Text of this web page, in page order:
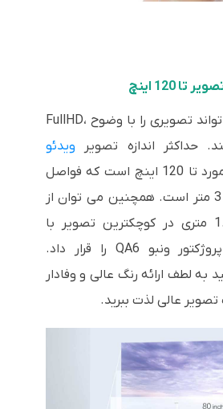
Wanbo Q6A می تواند تصویری را با وضوح FullHD،
ویدئو
در این مورد تا 120 اینچ است که فواصل
ایده آل پروژکتور 3 متر است. همچنین می توان از
حداقل فاصله 1.5 متری در کوچکترین تصویر با
اندازه 30 اینچ پروژکتور ونبو QA6 را قرار داد.
به لطف ارائه رنگ عالی و وفادار